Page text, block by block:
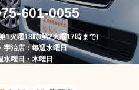
601-0055
1火曜18時/第2火曜17時まで)
宇治店：毎週水曜日
水曜日・木曜日